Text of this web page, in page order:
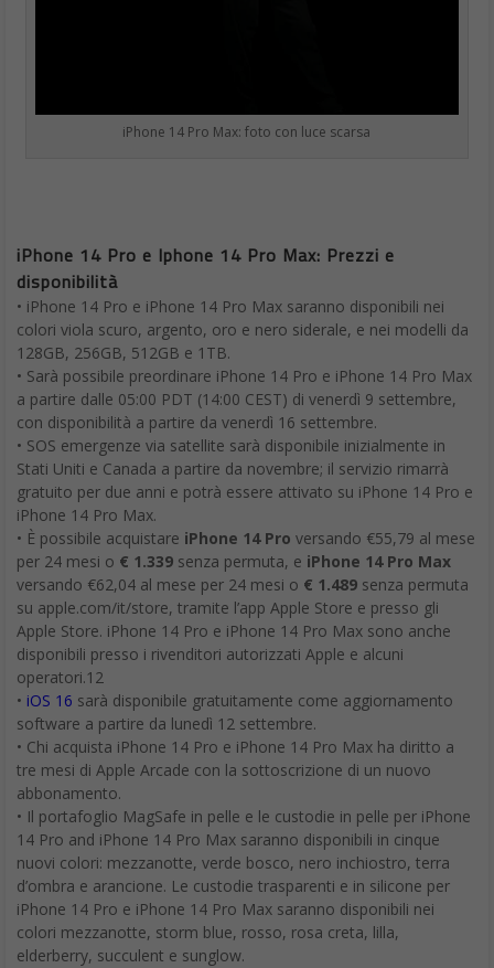
iPhone 14 Pro Max: foto con luce scarsa
iPhone 14 Pro e Iphone 14 Pro Max: Prezzi e
disponibilità
• iPhone 14 Pro e iPhone 14 Pro Max saranno disponibili nei
colori viola scuro, argento, oro e nero siderale, e nei modelli da
128GB, 256GB, 512GB e 1TB.
• Sarà possibile preordinare iPhone 14 Pro e iPhone 14 Pro Max
a partire dalle 05:00 PDT (14:00 CEST) di venerdì 9 settembre,
con disponibilità a partire da venerdì 16 settembre.
• SOS emergenze via satellite sarà disponibile inizialmente in
Stati Uniti e Canada a partire da novembre; il servizio rimarrà
gratuito per due anni e potrà essere attivato su iPhone 14 Pro e
iPhone 14 Pro Max.
• È possibile acquistare iPhone 14 Pro versando €55,79 al mese
per 24 mesi o € 1.339 senza permuta, e iPhone 14 Pro Max
versando €62,04 al mese per 24 mesi o € 1.489 senza permuta
su apple.com/it/store, tramite l’app Apple Store e presso gli
Apple Store. iPhone 14 Pro e iPhone 14 Pro Max sono anche
disponibili presso i rivenditori autorizzati Apple e alcuni
operatori.12
• iOS 16 sarà disponibile gratuitamente come aggiornamento
software a partire da lunedì 12 settembre.
• Chi acquista iPhone 14 Pro e iPhone 14 Pro Max ha diritto a
tre mesi di Apple Arcade con la sottoscrizione di un nuovo
abbonamento.
• Il portafoglio MagSafe in pelle e le custodie in pelle per iPhone
14 Pro and iPhone 14 Pro Max saranno disponibili in cinque
nuovi colori: mezzanotte, verde bosco, nero inchiostro, terra
d’ombra e arancione. Le custodie trasparenti e in silicone per
iPhone 14 Pro e iPhone 14 Pro Max saranno disponibili nei
colori mezzanotte, storm blue, rosso, rosa creta, lilla,
elderberry, succulent e sunglow.